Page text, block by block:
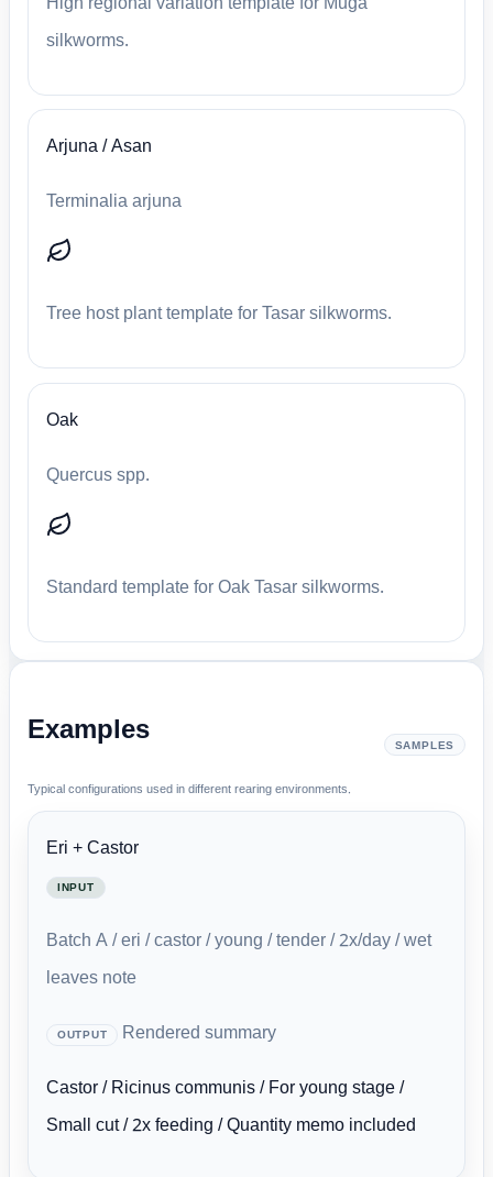
silkworms.
Arjuna / Asan
Terminalia arjuna
Tree host plant template for Tasar silkworms.
Oak
Quercus spp.
Standard template for Oak Tasar silkworms.
Examples
Typical configurations used in different rearing environments.
SAMPLES
Eri + Castor
INPUT
Batch A / eri / castor / young / tender / 2x/day / wet
leaves note
OUTPUT
Rendered summary
Castor / Ricinus communis / For young stage /
Small cut / 2x feeding / Quantity memo included